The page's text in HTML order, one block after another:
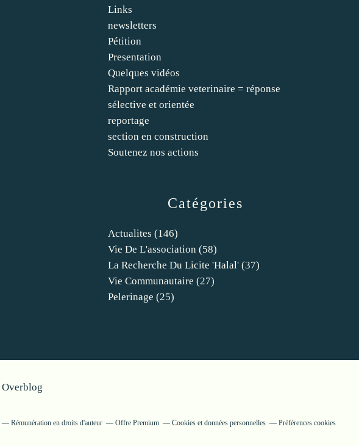
Catégories
Actualites (146)
Vie De L'association (58)
La Recherche Du Licite 'halal' (37)
Vie Communautaire (27)
Pelerinage (25)
Links
newsletters
Pétition
Presentation
Quelques vidéos
Rapport académie veterinaire = réponse
sélective et orientée
reportage
section en construction
Soutenez nos actions
Overblog
Rémunération en droits d'auteur Offre Premium Cookies et données personnelles Préférences cookies